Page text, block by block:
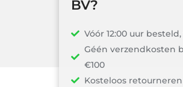
Vóór 12:00 uur besteld,
Géén verzendkosten bij
Kosteloos retourneren